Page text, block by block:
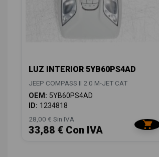
LUZ INTERIOR 5YB60PS4AD
JEEP COMPASS II 2.0 M-JET CAT
OEM: 5YB60PS4AD
ID: 1234818
28,00 € Sin IVA
33,88 € Con IVA